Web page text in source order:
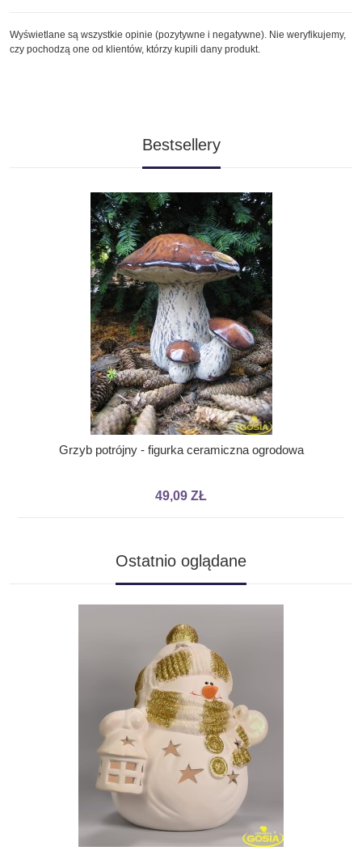
Wyświetlane są wszystkie opinie (pozytywne i negatywne). Nie weryfikujemy,
czy pochodzą one od klientów, którzy kupili dany produkt.
Bestsellery
Grzyb potrójny - figurka ceramiczna ogrodowa
49,09 ZŁ
Ostatnio oglądane